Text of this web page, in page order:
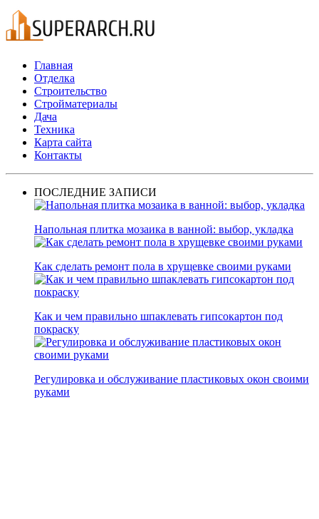
Главная
Отделка
Строительство
Стройматериалы
Дача
Техника
Карта сайта
Контакты
ПОСЛЕДНИЕ ЗАПИСИ
Напольная плитка мозаика в ванной: выбор, укладка
Как сделать ремонт пола в хрущевке своими руками
Как и чем правильно шпаклевать гипсокартон под
покраску
Регулировка и обслуживание пластиковых окон своими
руками